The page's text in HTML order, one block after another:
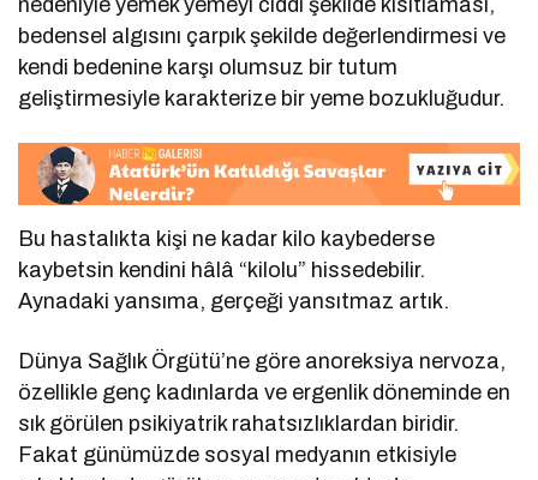
nedeniyle yemek yemeyi ciddi şekilde kısıtlaması,
bedensel algısını çarpık şekilde değerlendirmesi ve
kendi bedenine karşı olumsuz bir tutum
geliştirmesiyle karakterize bir yeme bozukluğudur.
Bu hastalıkta kişi ne kadar kilo kaybederse
kaybetsin kendini hâlâ “kilolu” hissedebilir.
Aynadaki yansıma, gerçeği yansıtmaz artık.
Dünya Sağlık Örgütü’ne göre anoreksiya nervoza,
özellikle genç kadınlarda ve ergenlik döneminde en
sık görülen psikiyatrik rahatsızlıklardan biridir.
Fakat günümüzde sosyal medyanın etkisiyle